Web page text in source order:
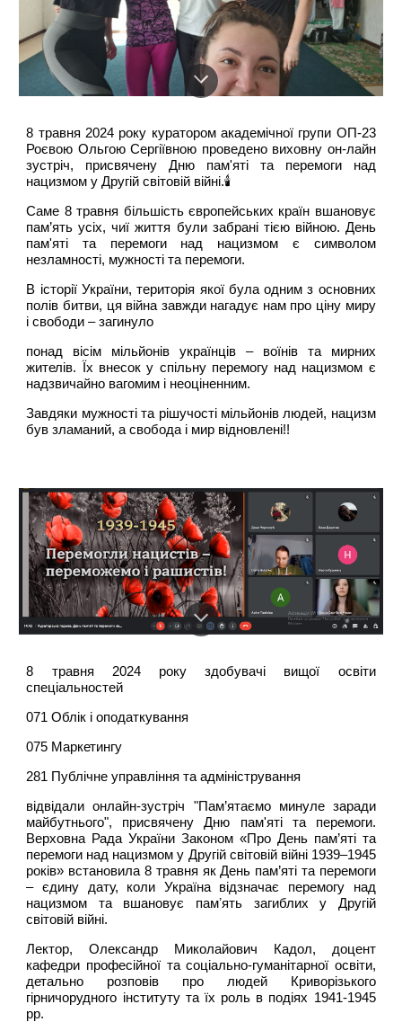
8 травня 2024 року куратором академічної групи ОП-23
Роєвою Ольгою Сергіївною проведено виховну он-лайн
зустріч, присвячену Дню пам'яті та перемоги над
нацизмом у Другій світовій війні.🕯️
Саме 8 травня більшість європейських країн вшановує
пам’ять усіх, чиї життя були забрані тією війною. День
пам'яті та перемоги над нацизмом є символом
незламності, мужності та перемоги.
В історії України, територія якої була одним з основних
полів битви, ця війна завжди нагадує нам про ціну миру
і свободи – загинуло
понад вісім мільйонів українців – воїнів та мирних
жителів. Їх внесок у спільну перемогу над нацизмом є
надзвичайно вагомим і неоціненним.
Завдяки мужності та рішучості мільйонів людей, нацизм
був зламаний, а свобода і мир відновлені!!
8 травня 2024 року здобувачі вищої освіти
спеціальностей
071 Облік і оподаткування
075 Маркетингу
281 Публічне управління та адміністрування
відвідали онлайн-зустріч "Пам’ятаємо минуле заради
майбутнього", присвячену Дню пам'яті та перемоги.
Верховна Рада України Законом «Про День пам’яті та
перемоги над нацизмом у Другій світовій війні 1939–1945
років» встановила 8 травня як День пам’яті та перемоги
– єдину дату, коли Україна відзначає перемогу над
нацизмом та вшановує памʼять загиблих у Другій
світовій війні.
Лектор, Олександр Миколайович Кадол, доцент
кафедри професійної та соціально-гуманітарної освіти,
детально розповів про людей Криворізького
гірничорудного інституту та їх роль в подіях 1941-1945
рр.